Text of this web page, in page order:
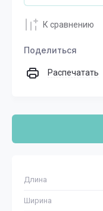
К сравнению
Поделиться
Распечатать
Длина
Ширина